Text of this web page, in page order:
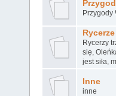
Przygody
Rycerze
Rycerzy
się,
jest siła,
Inne
inne